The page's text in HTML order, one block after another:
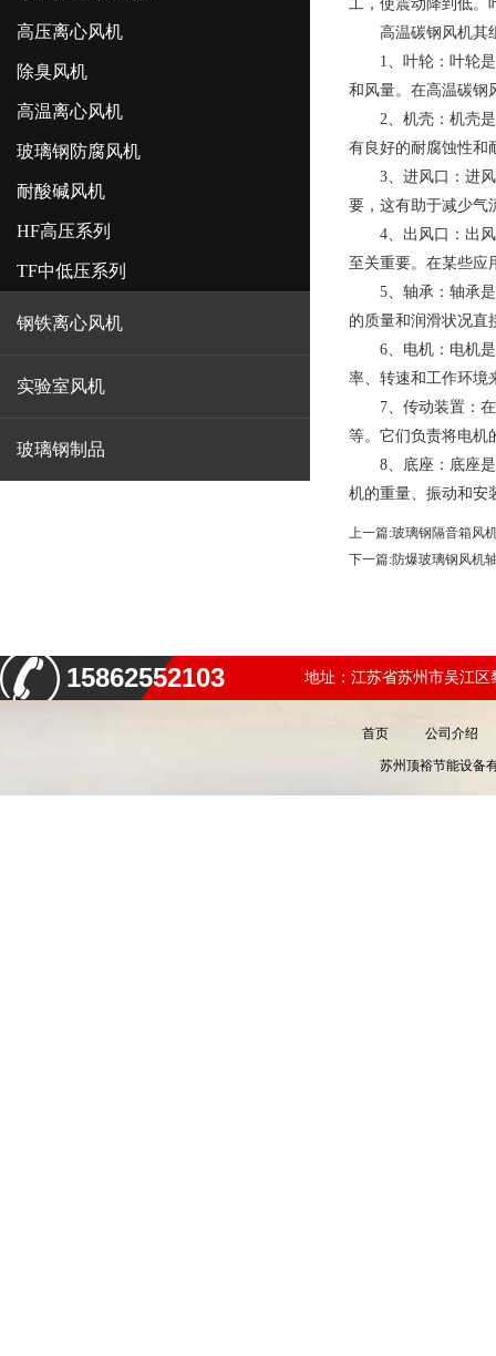
高压离心风机
除臭风机
高温离心风机
玻璃钢防腐风机
耐酸碱风机
HF高压系列
TF中低压系列
钢铁离心风机
实验室风机
玻璃钢制品
工，使震动降到低。
高温碳钢风机其组
1、叶轮：叶轮是
和风量。在高温碳钢
2、机壳：机壳是
有良好的耐腐蚀性和
3、进风口：进风
要，这有助于减少气
4、出风口：出风
至关重要。在某些应
5、轴承：轴承是
的质量和润滑状况直
6、电机：电机是
率、转速和工作环境
7、传动装置：在
等。它们负责将电机
8、底座：底座是
机的重量、振动和安
上一篇:玻璃钢隔音箱风
下一篇:防爆玻璃钢风机
15862552103 地址：江苏省苏州市吴江区
首页 公司介绍
苏州顶裕节能设备